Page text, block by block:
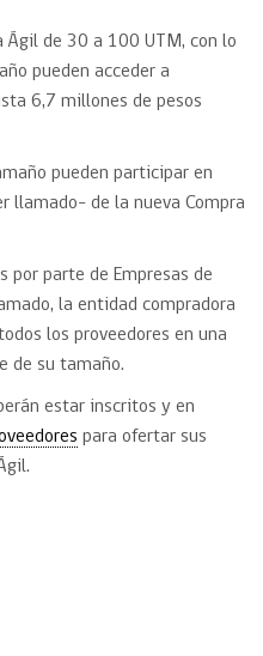
Ágil de 30 a 100 UTM, con lo
pueden acceder a
6,7 millones de pesos
pueden participar en
llamado- de la nueva Compra
por parte de Empresas de
la entidad compradora
los proveedores en una
de su tamaño.
estar inscritos y en
para ofertar sus